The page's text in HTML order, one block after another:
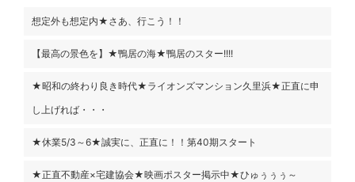
想定外も想定内★さあ、行こう！！
【最高の景色を】★鴨居の海★鴨居のスター!!!!
★昭和の終わり良き時代★ライオンズマンション久里浜★正直に申
し上げれば・・・
★休業5/3～6★誠実に、正直に！！第40期スタート
★正直不動産×宅建協会★映画ポスター掲示中★ひゅぅぅぅ～